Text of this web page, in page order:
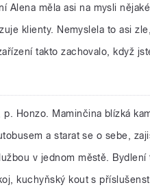
Alena měla asi na mysli
klienty. Nemyslela to asi
takto zachovalo, když
Honzo. Maminčina blízká
a starat se o sebe,
v jednom městě. Bydlení
kuchyňský kout s